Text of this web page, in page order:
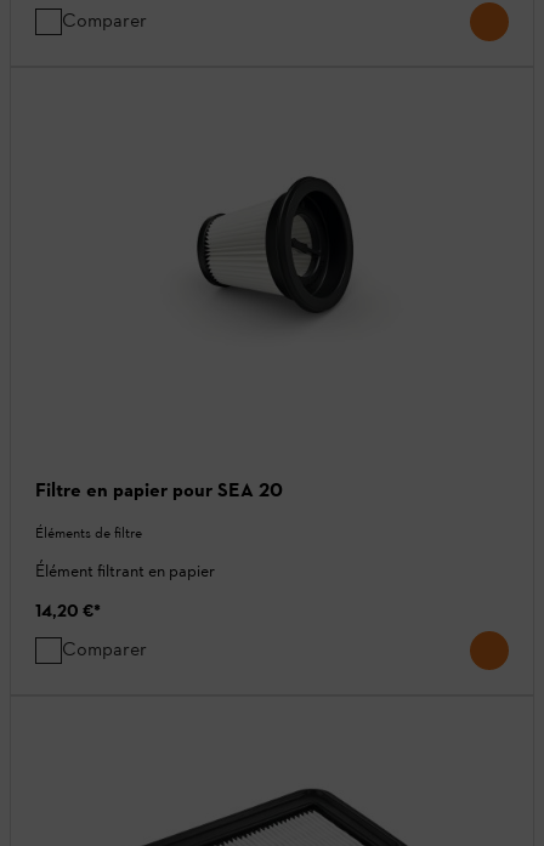
Comparer
Filtre en papier pour SEA 20
Éléments de filtre
Élément filtrant en papier
14,20 €*
Comparer